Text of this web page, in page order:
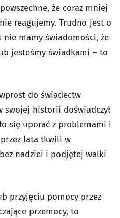
że coraz mniej
reagujemy. Trudno jest o
nie mamy świadomości, że
jesteśmy świadkami – to
do świadectw
swojej historii doświadczył
się uporać z problemami i
lata tkwili w
nadziei i podjętej walki
przyjęciu pomocy przez
przemocy, to